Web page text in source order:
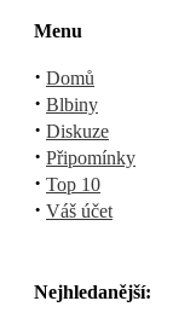
Menu
· Domů
· Blbiny
· Diskuze
· Připomínky
· Top 10
· Váš účet
Nejhledanější: